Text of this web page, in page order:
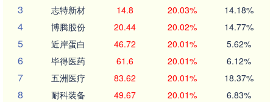
3 志特新材 14.8 20.03% 14.18%
4 博腾股份 20.44 20.02% 14.77%
5 近岸蛋白 46.72 20.01% 5.62%
6 毕得医药 61.6 20.01% 6.12%
7 五洲医疗 83.62 20.01% 18.37%
8 耐科装备 49.67 20.01% 6.83%